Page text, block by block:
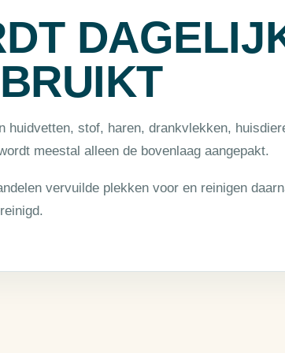
stof, haren, drankvlekken,
meestal alleen de bovenlaag aangepakt.
vervuilde plekken voor en reinigen